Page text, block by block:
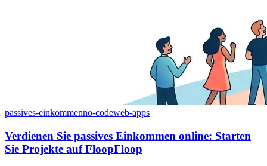
passives-einkommenno-codeweb-apps
Verdienen Sie passives Einkommen online: Starten
Sie Projekte auf FloopFloop